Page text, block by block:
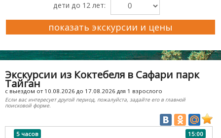
дети до 12 лет:
показать экскурсии и цены
Экскурсии из Коктебеля в Сафари парк
Тайган
с выездом от 10.08.2026 до 17.08.2026 для 1 взрослого
Если вас интересует другой период, пожалуйста, задайте его в главной
поисковой форме.
5 часов
15:00